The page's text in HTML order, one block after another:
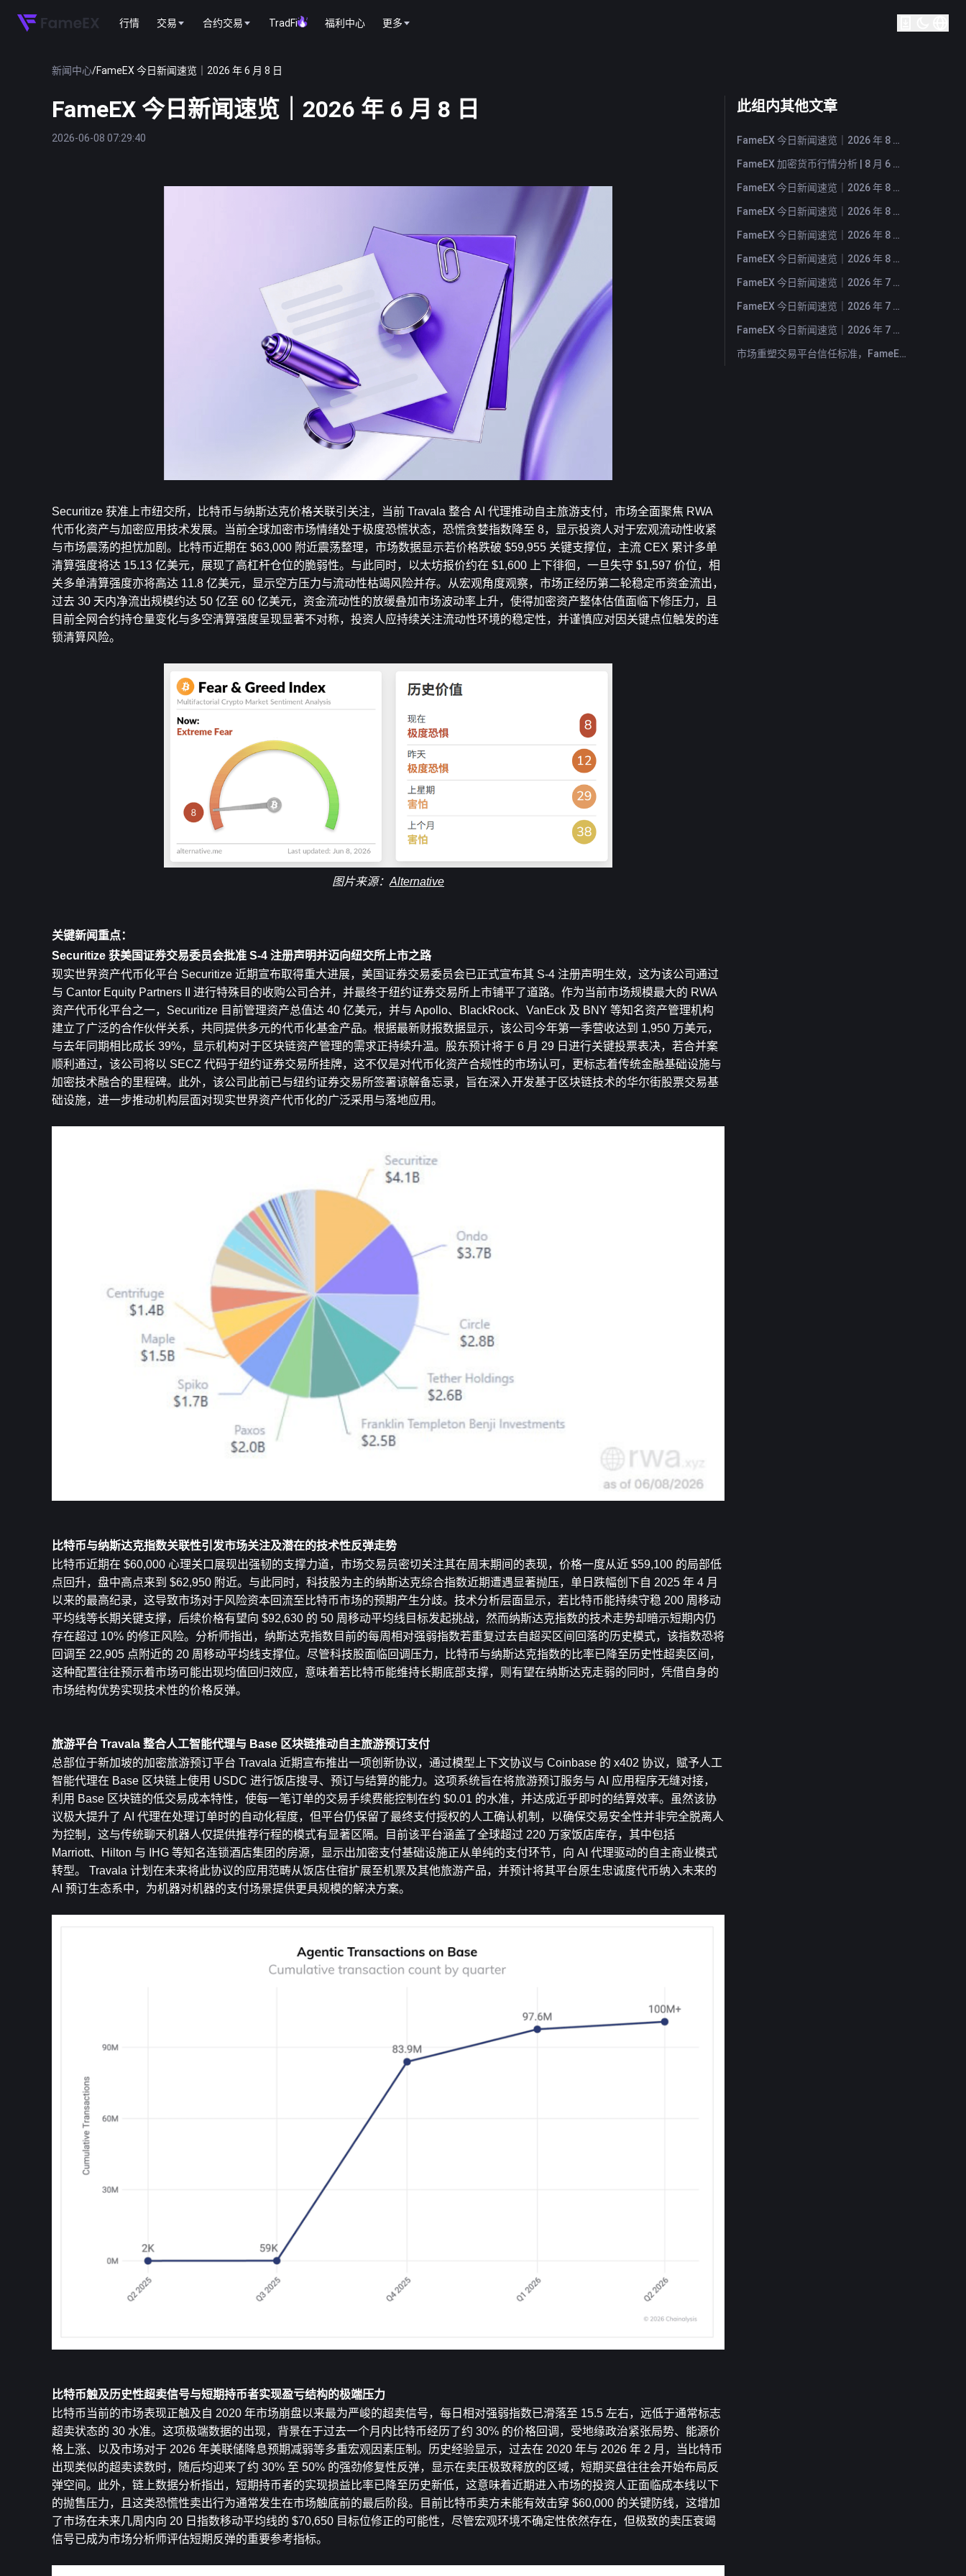
行情 交易 合约交易 TradFi 福利中心 更多
新闻中心/FameEX 今日新闻速览｜2026 年 6 月 8 日
FameEX 今日新闻速览｜2026 年 6 月 8 日
2026-06-08 07:29:40
Securitize 获准上市纽交所，比特币与纳斯达克价格关联引关注，当前 Travala 整合 AI 代理推动自主旅游支付，市场全面聚焦 RWA
代币化资产与加密应用技术发展。当前全球加密市场情绪处于极度恐慌状态，恐慌贪婪指数降至 8，显示投资人对于宏观流动性收紧
与市场震荡的担忧加剧。比特币近期在 $63,000 附近震荡整理，市场数据显示若价格跌破 $59,955 关键支撑位，主流 CEX 累计多单
清算强度将达 15.13 亿美元，展现了高杠杆仓位的脆弱性。与此同时，以太坊报价约在 $1,600 上下徘徊，一旦失守 $1,597 价位，相
关多单清算强度亦将高达 11.8 亿美元，显示空方压力与流动性枯竭风险并存。从宏观角度观察，市场正经历第二轮稳定币资金流出，
过去 30 天内净流出规模约达 50 亿至 60 亿美元，资金流动性的放缓叠加市场波动率上升，使得加密资产整体估值面临下修压力，且
目前全网合约持仓量变化与多空清算强度呈现显著不对称，投资人应持续关注流动性环境的稳定性，并谨慎应对因关键点位触发的连
锁清算风险。
图片来源： Alternative
关键新闻重点：
Securitize 获美国证券交易委员会批准 S-4 注册声明并迈向纽交所上市之路
现实世界资产代币化平台 Securitize 近期宣布取得重大进展，美国证券交易委员会已正式宣布其 S-4 注册声明生效，这为该公司通过
与 Cantor Equity Partners II 进行特殊目的收购公司合并，并最终于纽约证券交易所上市铺平了道路。作为当前市场规模最大的 RWA
资产代币化平台之一，Securitize 目前管理资产总值达 40 亿美元，并与 Apollo、BlackRock、VanEck 及 BNY 等知名资产管理机构
建立了广泛的合作伙伴关系，共同提供多元的代币化基金产品。根据最新财报数据显示，该公司今年第一季营收达到 1,950 万美元，
与去年同期相比成长 39%，显示机构对于区块链资产管理的需求正持续升温。股东预计将于 6 月 29 日进行关键投票表决，若合并案
顺利通过，该公司将以 SECZ 代码于纽约证券交易所挂牌，这不仅是对代币化资产合规性的市场认可，更标志着传统金融基础设施与
加密技术融合的里程碑。此外，该公司此前已与纽约证券交易所签署谅解备忘录，旨在深入开发基于区块链技术的华尔街股票交易基
础设施，进一步推动机构层面对现实世界资产代币化的广泛采用与落地应用。
比特币与纳斯达克指数关联性引发市场关注及潜在的技术性反弹走势
比特币近期在 $60,000 心理关口展现出强韧的支撑力道，市场交易员密切关注其在周末期间的表现，价格一度从近 $59,100 的局部低
点回升，盘中高点来到 $62,950 附近。与此同时，科技股为主的纳斯达克综合指数近期遭遇显著抛压，单日跌幅创下自 2025 年 4 月
以来的最高纪录，这导致市场对于风险资本回流至比特币市场的预期产生分歧。技术分析层面显示，若比特币能持续守稳 200 周移动
平均线等长期关键支撑，后续价格有望向 $92,630 的 50 周移动平均线目标发起挑战，然而纳斯达克指数的技术走势却暗示短期内仍
存在超过 10% 的修正风险。分析师指出，纳斯达克指数目前的每周相对强弱指数若重复过去自超买区间回落的历史模式，该指数恐将
回调至 22,905 点附近的 20 周移动平均线支撑位。尽管科技股面临回调压力，比特币与纳斯达克指数的比率已降至历史性超卖区间，
这种配置往往预示着市场可能出现均值回归效应，意味着若比特币能维持长期底部支撑，则有望在纳斯达克走弱的同时，凭借自身的
市场结构优势实现技术性的价格反弹。
旅游平台 Travala 整合人工智能代理与 Base 区块链推动自主旅游预订支付
总部位于新加坡的加密旅游预订平台 Travala 近期宣布推出一项创新协议，通过模型上下文协议与 Coinbase 的 x402 协议，赋予人工
智能代理在 Base 区块链上使用 USDC 进行饭店搜寻、预订与结算的能力。这项系统旨在将旅游预订服务与 AI 应用程序无缝对接，
利用 Base 区块链的低交易成本特性，使每一笔订单的交易手续费能控制在约 $0.01 的水准，并达成近乎即时的结算效率。虽然该协
议极大提升了 AI 代理在处理订单时的自动化程度，但平台仍保留了最终支付授权的人工确认机制，以确保交易安全性并非完全脱离人
为控制，这与传统聊天机器人仅提供推荐行程的模式有显著区隔。目前该平台涵盖了全球超过 220 万家饭店库存，其中包括
Marriott、Hilton 与 IHG 等知名连锁酒店集团的房源，显示出加密支付基础设施正从单纯的支付环节，向 AI 代理驱动的自主商业模式
转型。 Travala 计划在未来将此协议的应用范畴从饭店住宿扩展至机票及其他旅游产品，并预计将其平台原生忠诚度代币纳入未来的
AI 预订生态系中，为机器对机器的支付场景提供更具规模的解决方案。
比特币触及历史性超卖信号与短期持币者实现盈亏结构的极端压力
比特币当前的市场表现正触及自 2020 年市场崩盘以来最为严峻的超卖信号，每日相对强弱指数已滑落至 15.5 左右，远低于通常标志
超卖状态的 30 水准。这项极端数据的出现，背景在于过去一个月内比特币经历了约 30% 的价格回调，受地缘政治紧张局势、能源价
格上涨、以及市场对于 2026 年美联储降息预期减弱等多重宏观因素压制。历史经验显示，过去在 2020 年与 2026 年 2 月，当比特币
出现类似的超卖读数时，随后均迎来了约 30% 至 50% 的强劲修复性反弹，显示在卖压极致释放的区域，短期买盘往往会开始布局反
弹空间。此外，链上数据分析指出，短期持币者的实现损益比率已降至历史新低，这意味着近期进入市场的投资人正面临成本线以下
的抛售压力，且这类恐慌性卖出行为通常发生在市场触底前的最后阶段。目前比特币卖方未能有效击穿 $60,000 的关键防线，这增加
了市场在未来几周内向 20 日指数移动平均线的 $70,650 目标位修正的可能性，尽管宏观环境不确定性依然存在，但极致的卖压衰竭
信号已成为市场分析师评估短期反弹的重要参考指标。
此组内其他文章
FameEX 今日新闻速览｜2026 年 8 月 7 日
FameEX 加密货币行情分析 | 8 月 6 日, 2026
FameEX 今日新闻速览｜2026 年 8 月 6 日
FameEX 今日新闻速览｜2026 年 8 月 5 日
FameEX 今日新闻速览｜2026 年 8 月 4 日
FameEX 今日新闻速览｜2026 年 8 月 3 日
FameEX 今日新闻速览｜2026 年 7 月 31 日
FameEX 今日新闻速览｜2026 年 7 月 30 日
FameEX 今日新闻速览｜2026 年 7 月 29 日
市场重塑交易平台信任标准，FameEX 以八年稳健运营持续服务全球用户